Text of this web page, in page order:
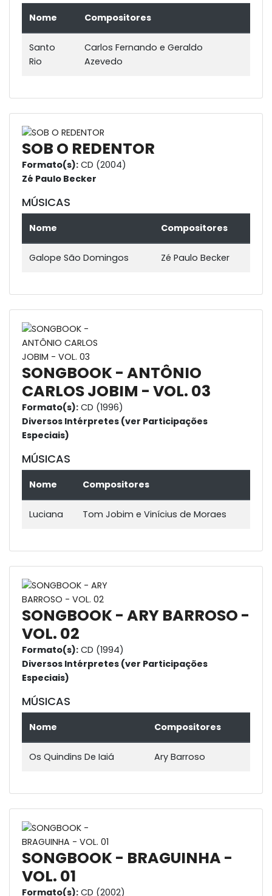
Nome Compositores
Santo
Rio
Carlos Fernando e Geraldo
Azevedo
SOB O REDENTOR
Formato(s): CD (2004)
Zé Paulo Becker
MÚSICAS
Nome Compositores
Galope São Domingos Zé Paulo Becker
SONGBOOK - ANTÔNIO
CARLOS JOBIM - VOL. 03
Formato(s): CD (1996)
Diversos Intérpretes (ver Participações
Especiais)
MÚSICAS
Nome Compositores
Luciana Tom Jobim e Vinícius de Moraes
SONGBOOK - ARY BARROSO -
VOL. 02
Formato(s): CD (1994)
Diversos Intérpretes (ver Participações
Especiais)
MÚSICAS
Nome Compositores
Os Quindins De Iaiá Ary Barroso
SONGBOOK - BRAGUINHA -
VOL. 01
Formato(s): CD (2002)